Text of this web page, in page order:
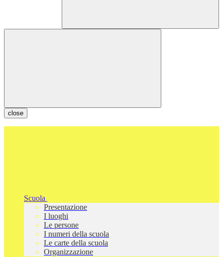
close
Scuola
Presentazione
I luoghi
Le persone
I numeri della scuola
Le carte della scuola
Organizzazione